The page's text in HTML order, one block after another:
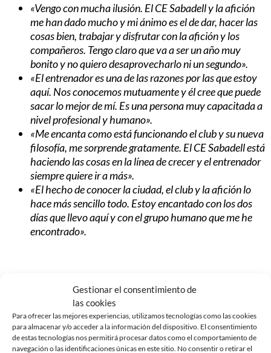
Gestionar el consentimiento de
las cookies
Para ofrecer las mejores experiencias, utilizamos tecnologías como las cookies
para almacenar y/o acceder a la información del dispositivo. El consentimiento
de estas tecnologías nos permitirá procesar datos como el comportamiento de
navegación o las identificaciones únicas en este sitio. No consentir o retirar el
«Vengo con mucha ilusión. El CE Sabadell y la afición
me han dado mucho y mi ánimo es el de dar, hacer las
cosas bien, trabajar y disfrutar con la afición y los
compañeros. Tengo claro que va a ser un año muy
bonito y no quiero desaprovecharlo ni un segundo».
«El entrenador es una de las razones por las que estoy
aquí. Nos conocemos mutuamente y él cree que puede
sacar lo mejor de mí. Es una persona muy capacitada a
nivel profesional y humano».
«Me encanta como está funcionando el club y su nueva
filosofía, me sorprende gratamente. El CE Sabadell está
haciendo las cosas en la línea de crecer y el entrenador
siempre quiere ir a más».
«El hecho de conocer la ciudad, el club y la afición lo
hace más sencillo todo. Estoy encantado con los dos
días que llevo aquí y con el grupo humano que me he
encontrado».
Noticias Relacionadas